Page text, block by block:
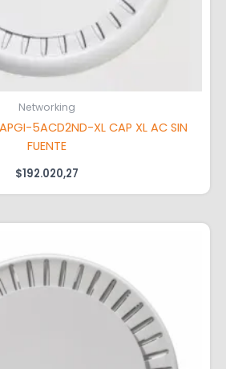
Networking
5ACD2ND-XL CAP XL AC SIN
FUENTE
$192.020,27